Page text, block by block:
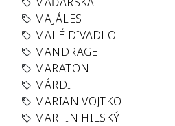
MAJÁLES
MALÉ DIVADLO
MANDRAGE
MARATON
MÁRDI
MARIAN VOJTKO
MARTIN HILSKÝ